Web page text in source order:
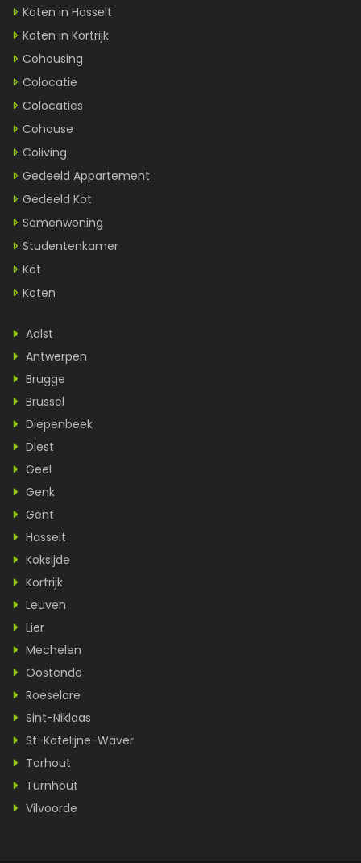
Koten in Hasselt
Koten in Kortrijk
Cohousing
Colocatie
Colocaties
Cohouse
Coliving
Gedeeld Appartement
Gedeeld Kot
Samenwoning
Studentenkamer
Kot
Koten
Aalst
Antwerpen
Brugge
Brussel
Diepenbeek
Diest
Geel
Genk
Gent
Hasselt
Koksijde
Kortrijk
Leuven
Lier
Mechelen
Oostende
Roeselare
Sint-Niklaas
St-Katelijne-Waver
Torhout
Turnhout
Vilvoorde